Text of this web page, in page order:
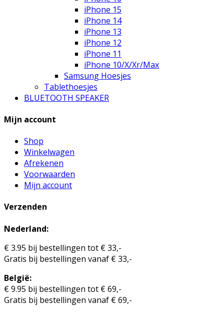
iPhone 15
iPhone 14
iPhone 13
iPhone 12
iPhone 11
iPhone 10/X/Xr/Max
Samsung Hoesjes
Tablethoesjes
BLUETOOTH SPEAKER
Mijn account
Shop
Winkelwagen
Afrekenen
Voorwaarden
Mijn account
Verzenden
Nederland:
€ 3.95 bij bestellingen tot € 33,-
Gratis bij bestellingen vanaf € 33,-
België:
€ 9.95 bij bestellingen tot € 69,-
Gratis bij bestellingen vanaf € 69,-